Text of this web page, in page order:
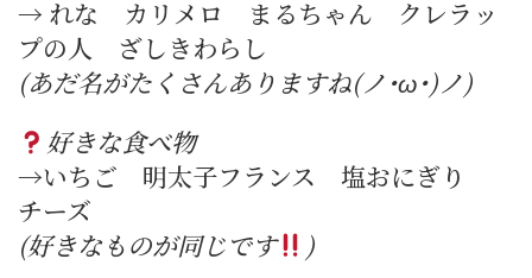
→ れな カリメロ まるちゃん クレラッ
プの人 ざしきわらし
(あだ名がたくさんありますね(ノ・ω・)ノ)
好きな食べ物
→いちご 明太子フランス 塩おにぎり
チーズ
(好きなものが同じです
)